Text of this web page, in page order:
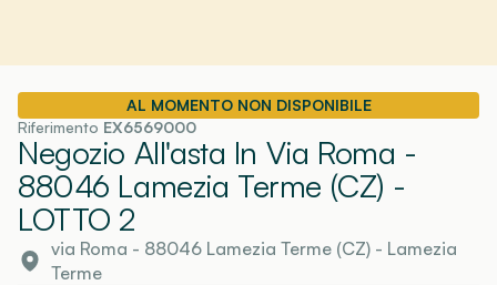
AL MOMENTO NON DISPONIBILE
Riferimento EX6569000
Negozio All'asta In Via Roma -
88046 Lamezia Terme (CZ) -
LOTTO 2
via Roma - 88046 Lamezia Terme (CZ) - Lamezia
Terme